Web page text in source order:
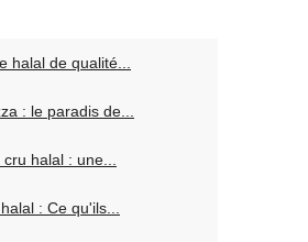
halal de qualité...
: le paradis de...
halal : une...
: Ce qu'ils...